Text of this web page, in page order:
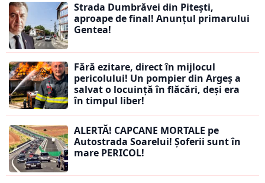
Strada Dumbrăvei din Pitești,
aproape de final! Anunțul primarului
Gentea!
Fără ezitare, direct în mijlocul
pericolului! Un pompier din Argeș a
salvat o locuință în flăcări, deși era
în timpul liber!
ALERTĂ! CAPCANE MORTALE pe
Autostrada Soarelui! Șoferii sunt în
mare PERICOL!